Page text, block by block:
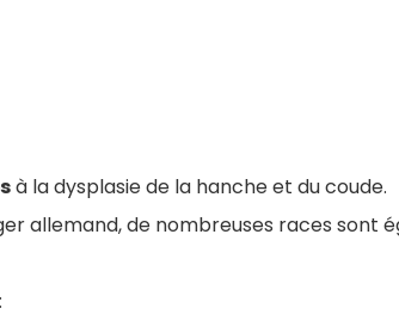
à la dysplasie de la hanche et du coude.
allemand, de nombreuses races sont